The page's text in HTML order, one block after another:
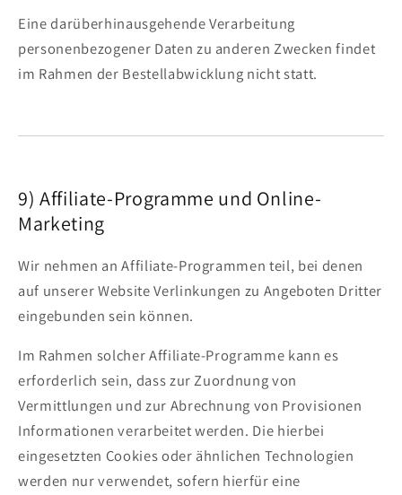
Eine darüberhinausgehende Verarbeitung
personenbezogener Daten zu anderen Zwecken findet
im Rahmen der Bestellabwicklung nicht statt.
9) Affiliate-Programme und Online-
Marketing
Wir nehmen an Affiliate-Programmen teil, bei denen
auf unserer Website Verlinkungen zu Angeboten Dritter
eingebunden sein können.
Im Rahmen solcher Affiliate-Programme kann es
erforderlich sein, dass zur Zuordnung von
Vermittlungen und zur Abrechnung von Provisionen
Informationen verarbeitet werden. Die hierbei
eingesetzten Cookies oder ähnlichen Technologien
werden nur verwendet, sofern hierfür eine